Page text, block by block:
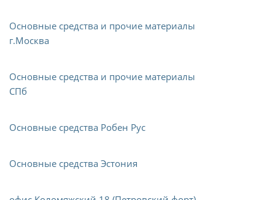
Основные средства и прочие материалы
г.Москва
Основные средства и прочие материалы
СПб
Основные средства Робен Рус
Основные средства Эстония